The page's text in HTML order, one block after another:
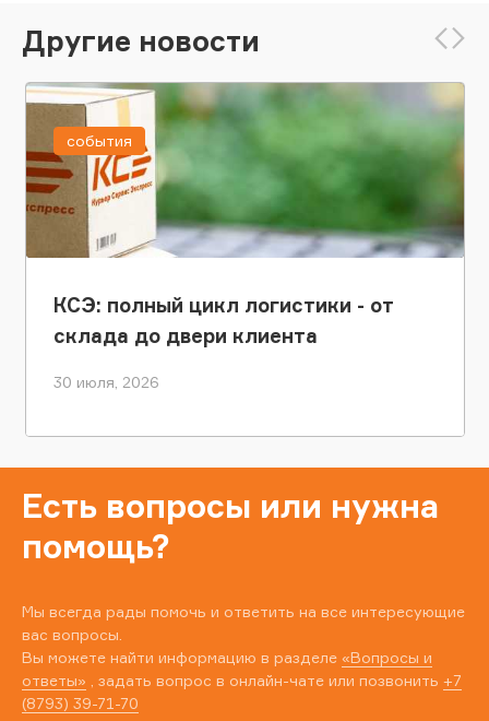
Другие новости
КСЭ: полный цикл логистики - от
склада до двери клиента
30 июля, 2026
события
Есть вопросы или нужна
помощь?
Мы всегда рады помочь и ответить на все интересующие
вас вопросы.
Вы можете найти информацию в разделе «Вопросы и
ответы» , задать вопрос в онлайн-чате или позвонить +7
(8793) 39-71-70